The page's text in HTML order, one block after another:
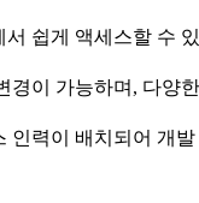
쉽게 액세스할 수
경이 가능하며, 다양
인력이 배치되어 개